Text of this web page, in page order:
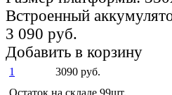
Встроенный
3 090 руб.
Добавить в корзину
1
3090 руб.
Остаток на складе 99шт.